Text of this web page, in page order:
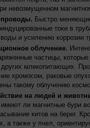
невозмущенном
Быстро
токи в
и усилению коррозии
облучение.
частицы,
млекопитающих.
хромосом, раковые
такому облучению
на людей и
ли магнитные бури
китов на берег.
а также у пчел,